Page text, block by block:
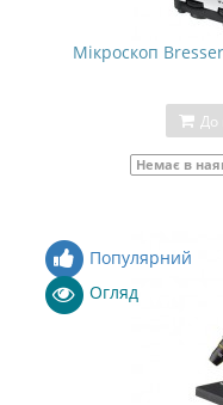
Мікроскоп
До
Немає в
Популярний
Огляд